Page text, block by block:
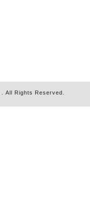
. All Rights Reserved.